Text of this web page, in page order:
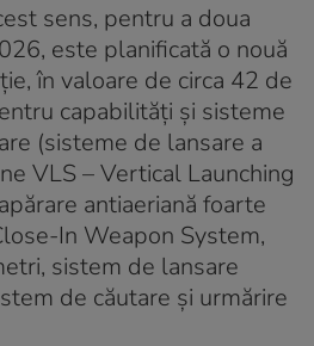
sens, pentru a doua
este planificată o nouă
în valoare de circa 42 de
capabilități și sisteme
(sisteme de lansare a
VLS – Vertical Launching
antiaeriană foarte
In Weapon System,
sistem de lansare
de căutare și urmărire